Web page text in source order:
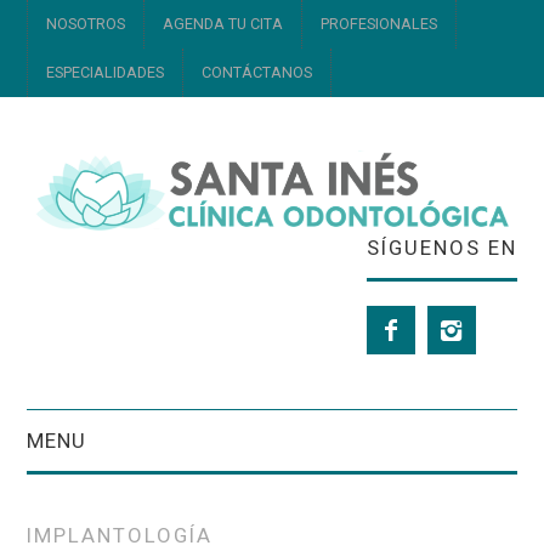
NOSOTROS AGENDA TU CITA PROFESIONALES
ESPECIALIDADES CONTÁCTANOS
SÍGUENOS EN
MENU
IMPLANTOLOGÍA